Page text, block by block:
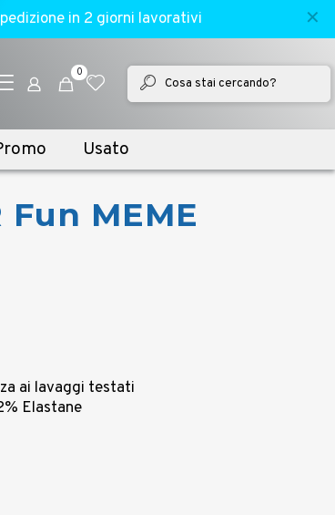
in 2 giorni lavorativi ✕
0
Usato
Fun MEME
ai lavaggi testati
Elastane